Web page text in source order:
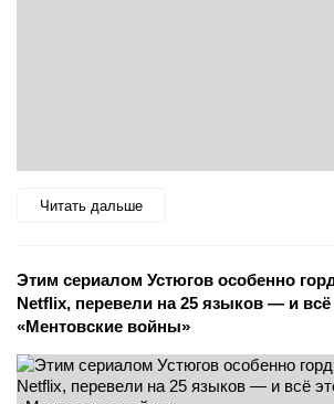
Читать дальше
Этим сериалом Устюгов особенно
Netflix, перевели на 25 языков — и всё
«Ментовские войны»